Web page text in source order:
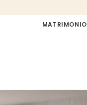
MATRIMONIO